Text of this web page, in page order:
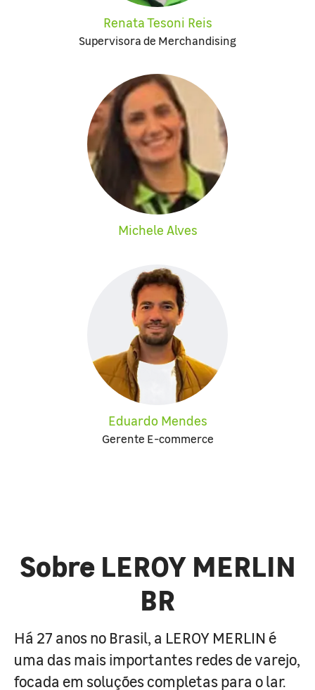
Renata Tesoni Reis
Supervisora de Merchandising
Michele Alves
Eduardo Mendes
Gerente E-commerce
Sobre LEROY MERLIN
BR
Há 27 anos no Brasil, a LEROY MERLIN é
uma das mais importantes redes de varejo,
focada em soluções completas para o lar.